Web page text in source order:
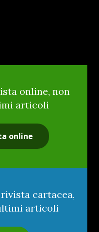
online, non
articoli
online
cartacea,
articoli